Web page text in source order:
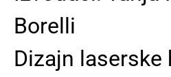
Borelli
Dizajn laserske